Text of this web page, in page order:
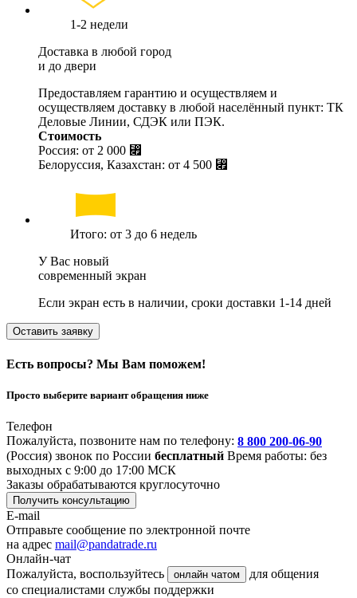
1-2 недели
Доставка в любой город
и до двери
Предоставляем гарантию и осуществляем и
осуществляем доставку в любой населённый пункт: ТК
Деловые Линии, СДЭК или ПЭК.
Стоимость
Россия: от 2 000 ⃏
Белоруссия, Казахстан: от 4 500 ⃏
Итого: от 3 до 6 недель
У Вас новый
современный экран
Если экран есть в наличии, сроки доставки 1-14 дней
Оставить заявку
Есть вопросы? Мы Вам поможем!
Просто выберите вариант обращения ниже
Телефон
Пожалуйста, позвоните нам по телефону: 8 800 200-06-90
(Россия) звонок по России бесплатный Время работы: без
выходных с 9:00 до 17:00 МСК
Заказы обрабатываются круглосуточно
Получить консультацию
E-mail
Отправьте сообщение по электронной почте
на адрес mail@pandatrade.ru
Онлайн-чат
Пожалуйста, воспользуйтесь
онлайн чатом
для общения
со специалистами службы поддержки